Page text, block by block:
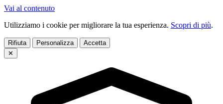
Vai al contenuto
Utilizziamo i cookie per migliorare la tua esperienza. Scopri di più.
Rifiuta Personalizza
Accetta
✕